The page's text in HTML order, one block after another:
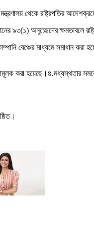
থেকে রাষ্ট্রপতির
৯৩(১) অনুচ্ছেদের ক্ষমতাবলে
বেঞ্চের মাধ্যমে সমাধান করা
করা হয়েছে।৪.মধ্যস্থতার